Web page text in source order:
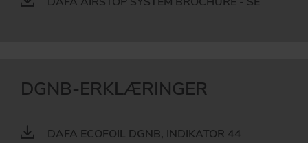
DGNB-ERKLÆRINGER
DAFA ECOFOIL DGNB, INDIKATOR 44